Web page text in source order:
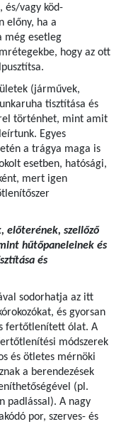
és/vagy köd-
előny, ha a
még esetleg
hogy az ott
(járművek,
tisztítása és
történhet, mint amit
Egyes
a trágya maga is
esetben, hatósági,
mert igen
előterének, szellőző
hűtőpaneleinek és
és
sodorhatja az itt
és gyorsan
fertőtlenített ólat. A
módszerek
és ötletes mérnöki
a berendezések
(pl.
padlással). A nagy
por, szerves- és